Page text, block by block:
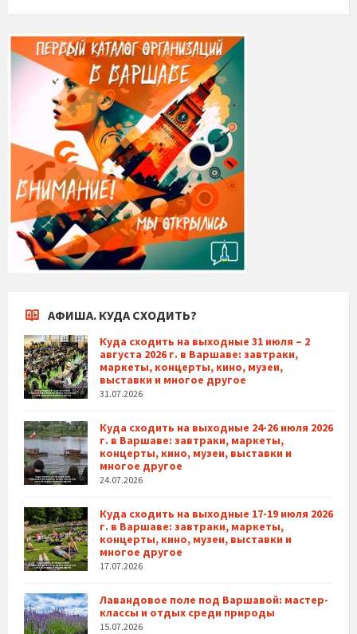
АФИША. КУДА СХОДИТЬ?
Куда сходить на выходные 31 июля – 2
августа 2026 г. в Варшаве: завтраки,
маркеты, концерты, кино, музеи,
выставки и многое другое
31.07.2026
Куда сходить на выходные 24-26 июля 2026
г. в Варшаве: завтраки, маркеты,
концерты, кино, музеи, выставки и
многое другое
24.07.2026
Куда сходить на выходные 17-19 июля 2026
г. в Варшаве: завтраки, маркеты,
концерты, кино, музеи, выставки и
многое другое
17.07.2026
Лавандовое поле под Варшавой: мастер-
классы и отдых среди природы
15.07.2026